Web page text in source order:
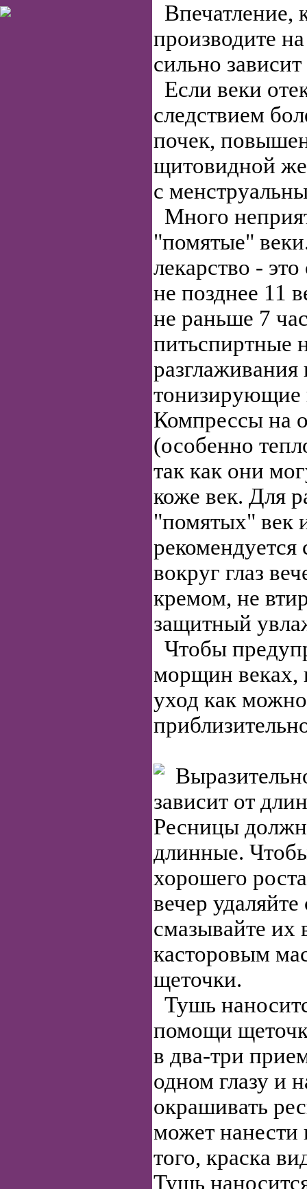
Впечатление,
производите
сильно
Если веки
следствием
почек,
щитовидной
с
Много
"помятые"
лекарство -
не позднее 11
не раньше 7
питьспиртные
тонизирующие
Компрессы на
(особенно
так как они
коже век. Для
"помятых" век
рекомендуется
вокруг глаз
кремом, не
защитный
Чтобы
морщин веках,
уход как
зависит от
Ресницы
длинные.
хорошего
вечер
смазывайте их
касторовым
щеточки.
Тушь
помощи
в два-три
одном глазу и
окрашивать
может нанести
того, краска
Тушь